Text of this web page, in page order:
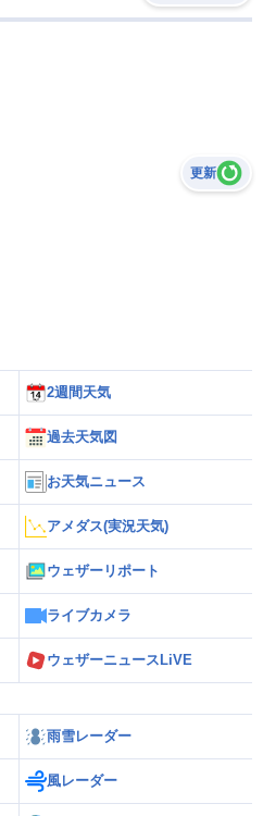
更新
2週間天気
過去天気図
お天気ニュース
アメダス(実況天気)
ウェザーリポート
ライブカメラ
ウェザーニュースLiVE
雨雪レーダー
風レーダー